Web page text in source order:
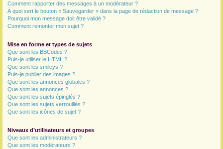
Comment rapporter des messages à un modérateur ?
À quoi sert le bouton « Sauvegarder » dans la page de rédaction de message ?
Pourquoi mon message doit être validé ?
Comment remonter mon sujet ?
Mise en forme et types de sujets
Que sont les BBCodes ?
Puis-je utiliser le HTML ?
Que sont les smileys ?
Puis-je publier des images ?
Que sont les annonces globales ?
Que sont les annonces ?
Que sont les sujets épinglés ?
Que sont les sujets verrouillés ?
Que sont les icônes de sujet ?
Niveaux d’utilisateurs et groupes
Que sont les administrateurs ?
Que sont les modérateurs ?